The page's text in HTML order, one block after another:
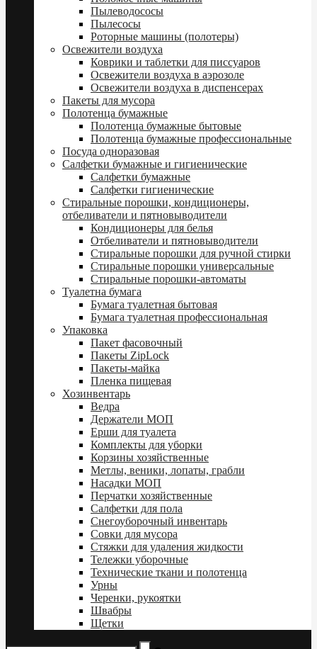
Пылеводососы
Пылесосы
Роторные машины (полотеры)
Освежители воздуха
Коврики и таблетки для писсуаров
Освежители воздуха в аэрозоле
Освежители воздуха в диспенсерах
Пакеты для мусора
Полотенца бумажные
Полотенца бумажные бытовые
Полотенца бумажные профессиональные
Посуда одноразовая
Салфетки бумажные и гигиенические
Салфетки бумажные
Салфетки гигиенические
Стиральные порошки, кондиционеры,
отбеливатели и пятновыводители
Кондиционеры для белья
Отбеливатели и пятновыводители
Стиральные порошки для ручной стирки
Стиральные порошки универсальные
Стиральные порошки-автоматы
Туалетна бумага
Бумага туалетная бытовая
Бумага туалетная профессиональная
Упаковка
Пакет фасовочный
Пакеты ZipLock
Пакеты-майка
Пленка пищевая
Хозинвентарь
Ведра
Держатели МОП
Ерши для туалета
Комплекты для уборки
Корзины хозяйственные
Метлы, веники, лопаты, грабли
Насадки МОП
Перчатки хозяйственные
Салфетки для пола
Снегоуборочный инвентарь
Совки для мусора
Стяжки для удаления жидкости
Тележки уборочные
Технические ткани и полотенца
Урны
Черенки, рукоятки
Швабры
Щетки